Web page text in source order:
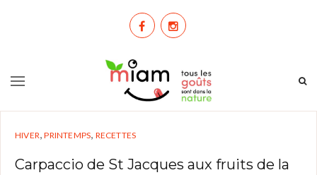
HIVER,PRINTEMPS, RECETTES
Carpaccio de St Jacques aux fruits de la